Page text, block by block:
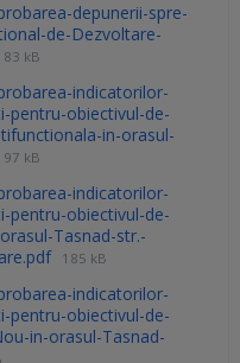
depunerii-spre-
de-Dezvoltare-
kB
indicatorilor-
pentru-obiectivul-de-
in-orasul-
kB
indicatorilor-
pentru-obiectivul-de-
Tasnad-str.-
185 kB
indicatorilor-
pentru-obiectivul-de-
in-orasul-Tasnad-